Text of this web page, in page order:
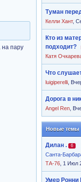
Туман
Келли Хант,
Кто из
подходит?
Катя
Что
luigiperelli
Дорога в
Angel Ren
Новые темы
Дилан . 6
Санта-
ТА-76 , 1 Июл
Умер Ронни
на пару